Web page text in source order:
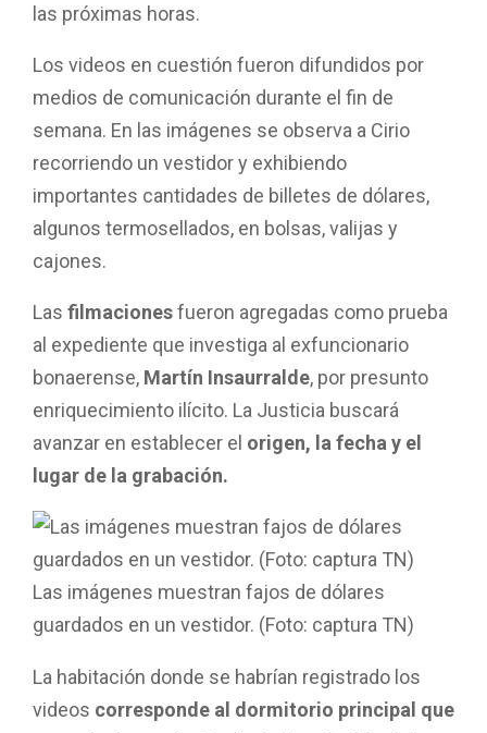
las próximas horas.
Los videos en cuestión fueron difundidos por
medios de comunicación durante el fin de
semana. En las imágenes se observa a Cirio
recorriendo un vestidor y exhibiendo
importantes cantidades de billetes de dólares,
algunos termosellados, en bolsas, valijas y
cajones.
Las filmacionesfueron agregadas como prueba
al expediente que investiga al exfuncionario
bonaerense, Martín Insaurralde, por presunto
enriquecimiento ilícito. La Justicia buscará
avanzar en establecer el origen, la fecha y el
lugar de la grabación.
Las imágenes muestran fajos de dólares
guardados en un vestidor. (Foto: captura TN)
La habitación donde se habrían registrado los
videos corresponde al dormitorio principal que